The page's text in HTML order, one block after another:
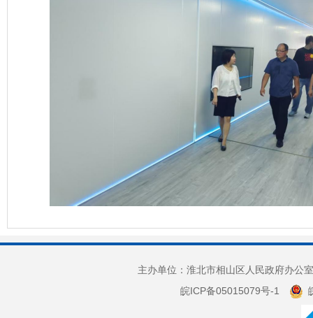
主办单位：淮北市相山区人民政府办
皖ICP备05015079号-1